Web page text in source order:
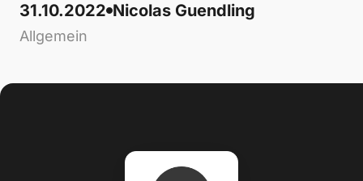
31.10.2022 Nicolas Guendling
Allgemein